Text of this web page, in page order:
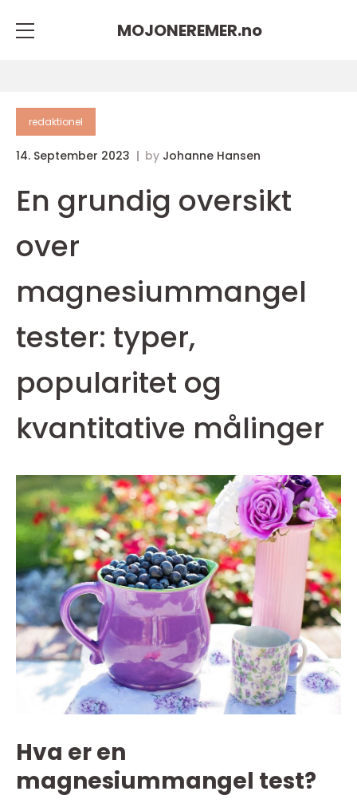
MOJONEREMER.no
redaktionel
14. September 2023 by Johanne Hansen
En grundig oversikt
over
magnesiummangel
tester: typer,
popularitet og
kvantitative målinger
Hva er en
magnesiummangel test?